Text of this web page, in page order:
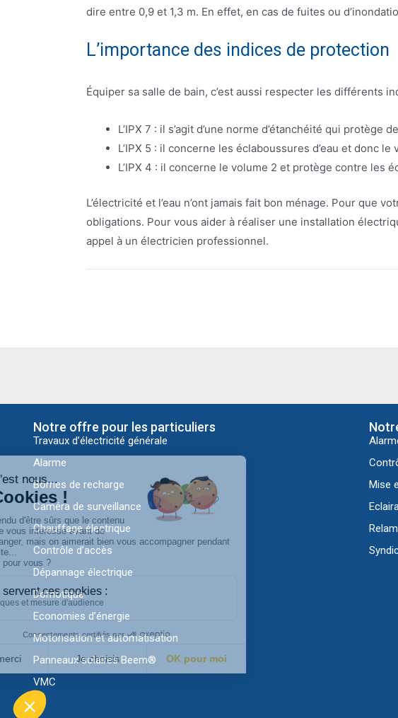
dire entre 0,9 et 1,3 m. En effet, en cas de fuites ou
L’importance des indices de protection
Équiper sa salle de bain, c’est aussi respecter les différents
L’IPX 7 : il s’agit d’une norme d’étanchéité qui
L’IPX 5 : il concerne les éclaboussures d’eau et donc
L’IPX 4 : il concerne le volume 2 et protège contre les
L’électricité et l’eau n’ont jamais fait bon ménage. Pour
obligations. Pour vous aider à réaliser une installation
appel à un électricien professionnel.
Notre offre pour les particuliers
Travaux d’électricité générale
Alarme
Bornes de recharge
Caméra de surveillance
Chauffage électrique
Contrôle d’accès
Dépannage électrique
Domotique
Economies d’énergie
Motorisation et automatisation
Panneaux solaires Beem®
VMC
Mise